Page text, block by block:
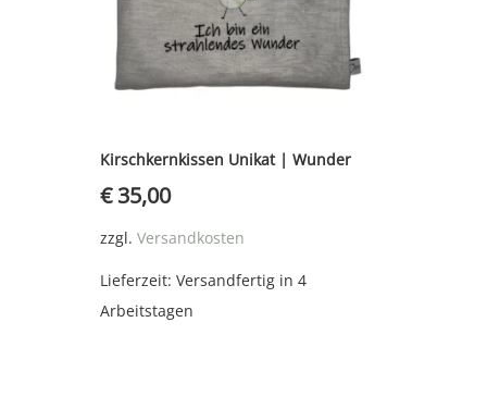
Kirschkernkissen Unikat | Wunder
€35,00
zzgl. Versandkosten
Lieferzeit: Versandfertig in 4
Arbeitstagen